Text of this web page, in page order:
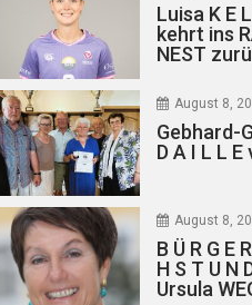
Luisa K E
kehrt ins
NEST
August 8,
Gebhard-
D A I L L
August 8,
B Ü R G E
H S T U N
Ursula